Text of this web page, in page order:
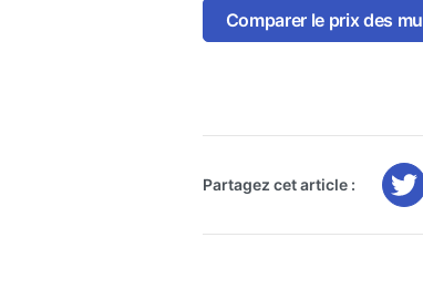
Comparer le prix des
Partagez cet article :